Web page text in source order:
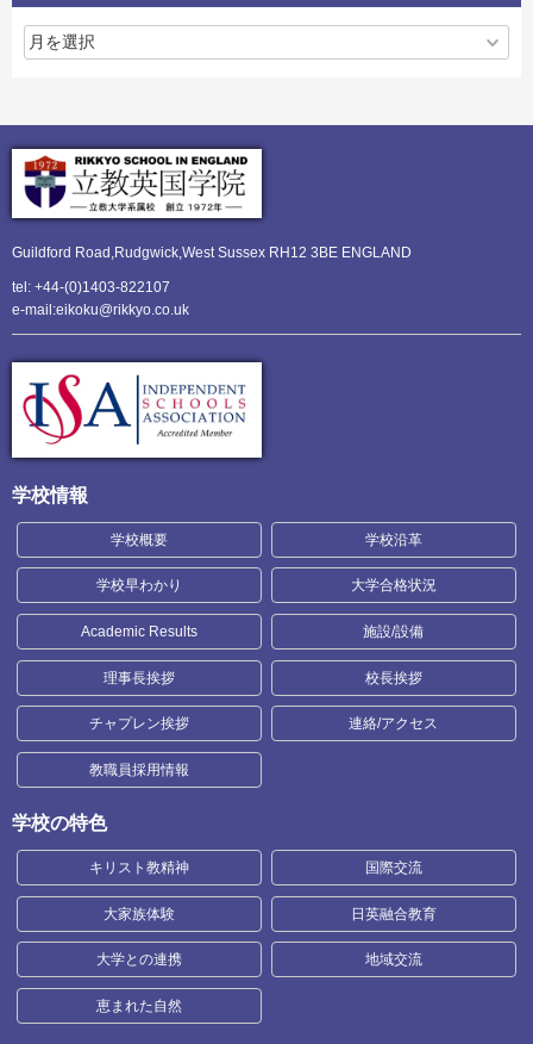
Guildford Road,Rudgwick,West Sussex RH12 3BE ENGLAND
tel: +44-(0)1403-822107
e-mail:eikoku@rikkyo.co.uk
学校情報
学校概要 学校沿革
学校早わかり 大学合格状況
Academic Results 施設/設備
理事長挨拶 校長挨拶
チャプレン挨拶 連絡/アクセス
教職員採用情報
学校の特色
キリスト教精神 国際交流
大家族体験 日英融合教育
大学との連携 地域交流
恵まれた自然